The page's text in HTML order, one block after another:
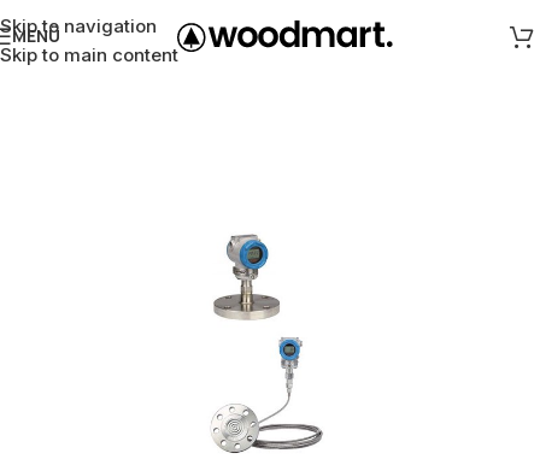
Skip to navigation
Skip to main content
MENÜ